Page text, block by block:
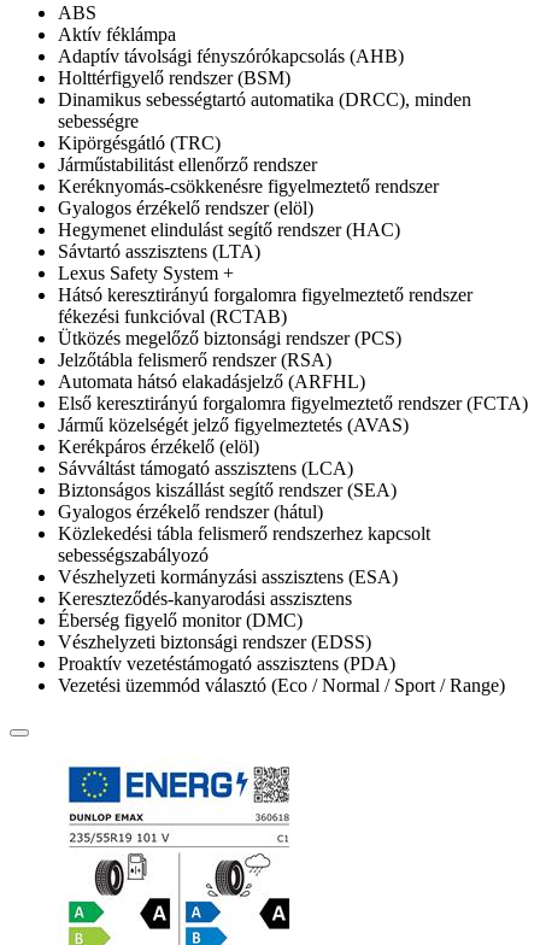
ABS
Aktív féklámpa
Adaptív távolsági fényszórókapcsolás (AHB)
Holttérfigyelő rendszer (BSM)
Dinamikus sebességtartó automatika (DRCC), minden
sebességre
Kipörgésgátló (TRC)
Járműstabilitást ellenőrző rendszer
Keréknyomás-csökkenésre figyelmeztető rendszer
Gyalogos érzékelő rendszer (elöl)
Hegymenet elindulást segítő rendszer (HAC)
Sávtartó asszisztens (LTA)
Lexus Safety System +
Hátsó keresztirányú forgalomra figyelmeztető rendszer
fékezési funkcióval (RCTAB)
Ütközés megelőző biztonsági rendszer (PCS)
Jelzőtábla felismerő rendszer (RSA)
Automata hátsó elakadásjelző (ARFHL)
Első keresztirányú forgalomra figyelmeztető rendszer (FCTA)
Jármű közelségét jelző figyelmeztetés (AVAS)
Kerékpáros érzékelő (elöl)
Sávváltást támogató asszisztens (LCA)
Biztonságos kiszállást segítő rendszer (SEA)
Gyalogos érzékelő rendszer (hátul)
Közlekedési tábla felismerő rendszerhez kapcsolt
sebességszabályozó
Vészhelyzeti kormányzási asszisztens (ESA)
Kereszteződés-kanyarodási asszisztens
Éberség figyelő monitor (DMC)
Vészhelyzeti biztonsági rendszer (EDSS)
Proaktív vezetéstámogató asszisztens (PDA)
Vezetési üzemmód választó (Eco / Normal / Sport / Range)